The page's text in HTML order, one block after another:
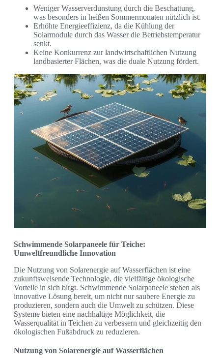
Weniger Wasserverdunstung durch die Beschattung,
was besonders in heißen Sommermonaten nützlich ist.
Erhöhte Energieeffizienz, da die Kühlung der
Solarmodule durch das Wasser die Betriebstemperatur
senkt.
Keine Konkurrenz zur landwirtschaftlichen Nutzung
landbasierter Flächen, was die duale Nutzung fördert.
Schwimmende Solarpaneele für Teiche:
Umweltfreundliche Innovation
Die Nutzung von Solarenergie auf Wasserflächen ist eine
zukunftsweisende Technologie, die vielfältige ökologische
Vorteile in sich birgt. Schwimmende Solarpaneele stehen als
innovative Lösung bereit, um nicht nur saubere Energie zu
produzieren, sondern auch die Umwelt zu schützen. Diese
Systeme bieten eine nachhaltige Möglichkeit, die
Wasserqualität in Teichen zu verbessern und gleichzeitig den
ökologischen Fußabdruck zu reduzieren.
Nutzung von Solarenergie auf Wasserflächen